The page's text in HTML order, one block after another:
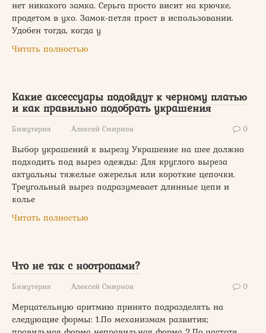
нет никакого замка. Серьга просто висит на крючке,
продетом в ухо. Замок-петля прост в использовании.
Удобен тогда, когда у
Читать полностью
Какие аксессуары подойдут к черному платью
и как правильно подобрать украшения
Бижутерия Алексей Смирнов 0
Выбор украшений к вырезу Украшение на шее должно
подходить под вырез одежды: Для круглого выреза
актуальны тяжелые ожерелья или короткие цепочки.
Треугольный вырез подразумевает длинные цепи и
колье
Читать полностью
Что не так с ноотропами?
Бижутерия Алексей Смирнов 0
Мерцательную аритмию принято подразделять на
следующие формы: 1.По механизмам развития;